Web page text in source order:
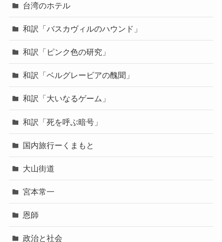
台湾のホテル
和訳「バスカヴィルのハウンド」
和訳「ピンク色の研究」
和訳「ベルグレービアの醜聞」
和訳「大いなるゲーム」
和訳「死を呼ぶ暗号」
国内旅行ーくまもと
大山街道
宮本常一
恩師
政治と社会